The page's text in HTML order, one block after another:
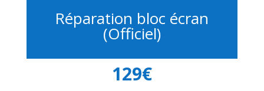
Réparation bloc écran
(Officiel)
129€